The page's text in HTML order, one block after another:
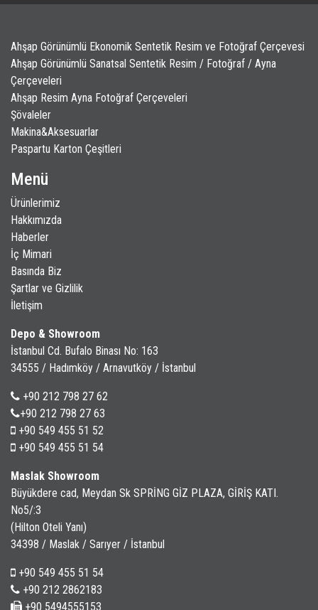
Ahşap Görünümlü Ekonomik Sentetik Resim ve Fotoğraf Çerçevesi
Ahşap Görünümlü Sanatsal Sentetik Resim / Fotoğraf / Ayna
Çerçeveleri
Ahşap Resim Ayna Fotoğraf Çerçeveleri
Şövaleler
Makina&Aksesuarlar
Paspartu Karton Çeşitleri
Menü
Ürünlerimiz
Hakkımızda
Haberler
İç Mimari
Basında Biz
Şartlar ve Gizlilik
İletişim
Depo & Showroom
İstanbul Cd. Bufalo Binası No: 163
34555 / Hadımköy / Arnavutköy / İstanbul
+90 212 798 27 62
+90 212 798 27 63
+90 549 455 51 52
+90 549 455 51 54
Maslak Showroom
Büyükdere cad, Meydan Sk SPRİNG GİZ PLAZA, GİRİŞ KATI.
No5/:3
(Hilton Oteli Yanı)
34398 / Maslak / Sarıyer / İstanbul
+90 549 455 51 54
+90 212 2862183
+90 5494555153